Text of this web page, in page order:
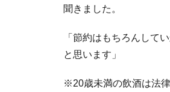
聞きました。
「節約はもちろんして
と思います」
※20歳未満の飲酒は法